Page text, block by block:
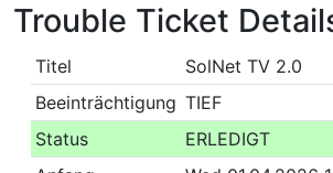
Trouble Ticket
Titel
SolNet TV 2.0
Beeinträchtigung TIEF
Status
ERLEDIGT